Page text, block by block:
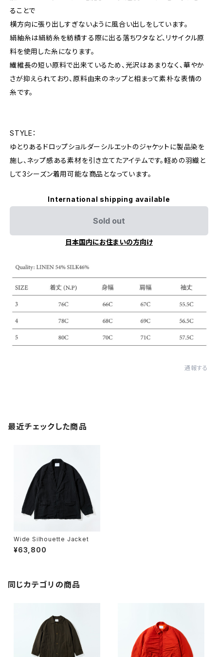
ることで
横方向に張り出しすぎないように風合い出しをしています。
絹紬糸は絹紡糸を紡績する際に出る落ちワタなど、リサイクル原
料を使用した糸になります。
繊維長の短い原料で出来ているため、光沢はあまりなく、華やか
さが抑えられており、原料由来のネップと相まって素朴な表情の
糸です。
STYLE：
ゆとりあるドロップショルダーシルエットのジャケットに製品染を
施し、ネップ感ある素材を引き立てたアイテムです。軽めの羽織と
して3シーズン着用可能な商品となっています。
International shipping available
Sold out
日本国内にお住まいの方向け
通報する
最近チェックした商品
Wide Silhouette Jacket
¥63,800
同じカテゴリの商品